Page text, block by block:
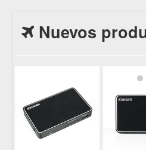
Nuevos